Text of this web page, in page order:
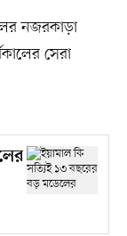
নজরকাড়া
সেরা